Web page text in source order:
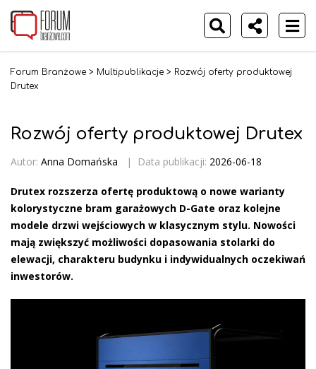
Forum Branżowe > Multipublikacje > Rozwój oferty produktowej
Drutex
Rozwój oferty produktowej Drutex
Autor: Anna Domańska | Data publikacji: 2026-06-18
Drutex rozszerza ofertę produktową o nowe warianty
kolorystyczne bram garażowych D-Gate oraz kolejne
modele drzwi wejściowych w klasycznym stylu. Nowości
mają zwiększyć możliwości dopasowania stolarki do
elewacji, charakteru budynku i indywidualnych oczekiwań
inwestorów.